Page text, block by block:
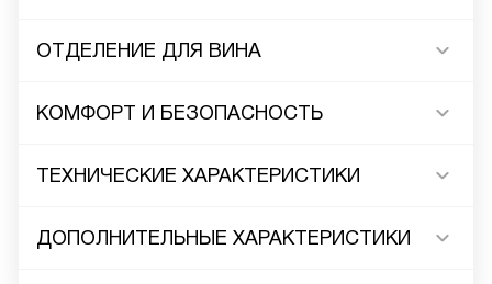
ОТДЕЛЕНИЕ ДЛЯ ВИНА
КОМФОРТ И БЕЗОПАСНОСТЬ
ТЕХНИЧЕСКИЕ ХАРАКТЕРИСТИКИ
ДОПОЛНИТЕЛЬНЫЕ ХАРАКТЕРИСТИКИ